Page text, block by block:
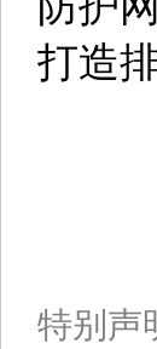
打造
特别声